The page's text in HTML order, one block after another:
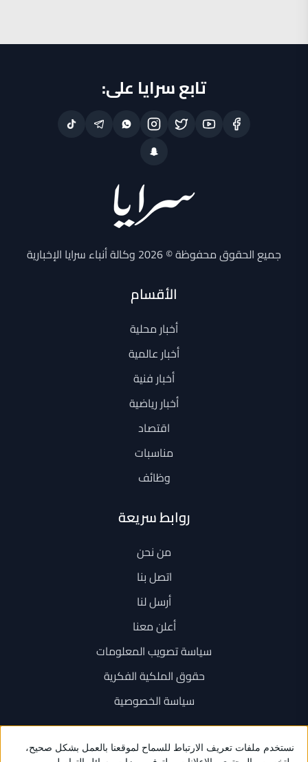
تابع سرايا على:
جميع الحقوق محفوظة © 2026 وكالة أنباء سرايا الإخبارية
الأقسام
أخبار محلية
أخبار عالمية
أخبار فنية
أخبار رياضية
اقتصاد
مناسبات
وظائف
روابط سريعة
من نحن
اتصل بنا
أرسل لنا
أعلن معنا
سياسة تصويب المعلومات
حقوق الملكية الفكرية
سياسة الخصوصية
اتصل بنا